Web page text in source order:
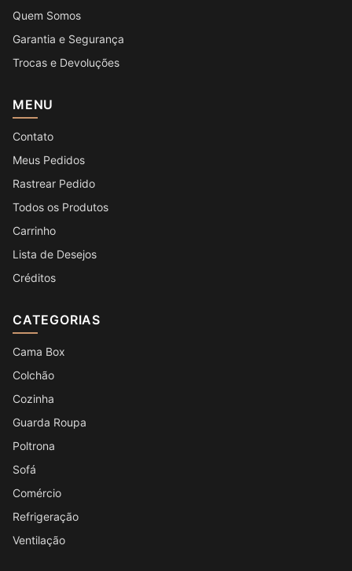
Quem Somos
Garantia e Segurança
Trocas e Devoluções
MENU
Contato
Meus Pedidos
Rastrear Pedido
Todos os Produtos
Carrinho
Lista de Desejos
Créditos
CATEGORIAS
Cama Box
Colchão
Cozinha
Guarda Roupa
Poltrona
Sofá
Comércio
Refrigeração
Ventilação